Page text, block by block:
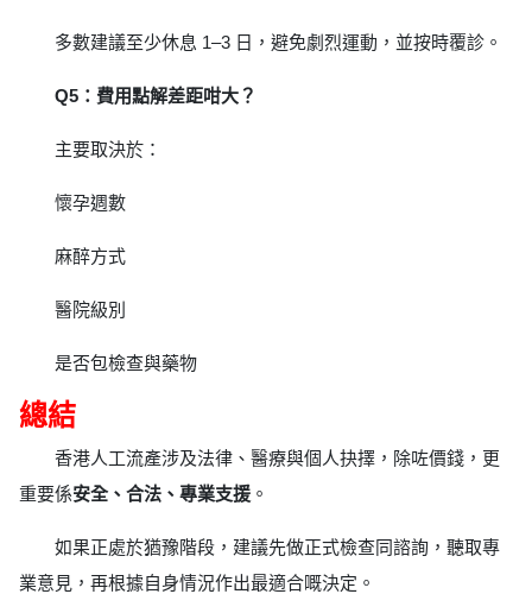
多數建議至少休息 1–3 日，避免劇烈運動，並按時覆診。
Q5：費用點解差距咁大？
主要取決於：
懷孕週數
麻醉方式
醫院級別
是否包檢查與藥物
總結
香港人工流產涉及法律、醫療與個人抉擇，除咗價錢，更
重要係安全、合法、專業支援 。
如果正處於猶豫階段，建議先做正式檢查同諮詢，聽取專
業意見，再根據自身情況作出最適合嘅決定。